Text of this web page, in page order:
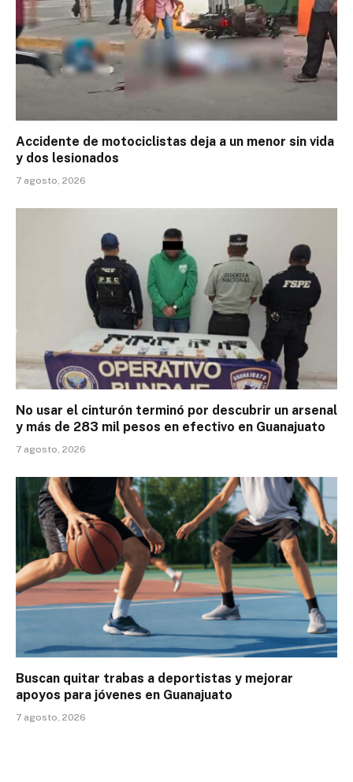
Accidente de motociclistas deja a un menor sin vida
y dos lesionados
7 agosto, 2026
No usar el cinturón terminó por descubrir un arsenal
y más de 283 mil pesos en efectivo en Guanajuato
7 agosto, 2026
Buscan quitar trabas a deportistas y mejorar
apoyos para jóvenes en Guanajuato
7 agosto, 2026